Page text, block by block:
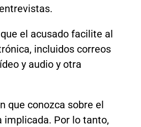
el acusado facilite al
incluidos correos
y audio y otra
que conozca sobre el
implicada. Por lo tanto,